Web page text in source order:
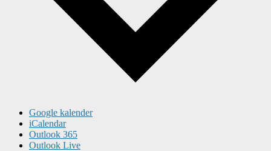
Google kalender
iCalendar
Outlook 365
Outlook Live